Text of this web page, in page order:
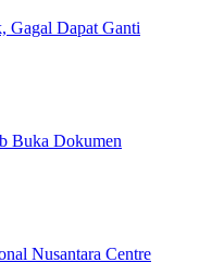
Gagal Dapat Ganti
Buka Dokumen
Nusantara Centre